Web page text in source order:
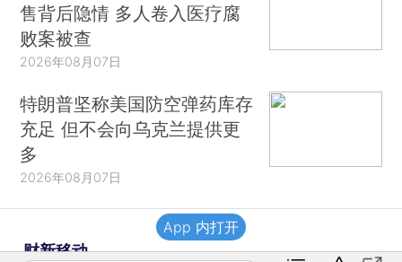
售背后隐情 多人卷入医疗腐
败案被查
2026年08月07日
特朗普坚称美国防空弹药库存
充足 但不会向乌克兰提供更
多
2026年08月07日
财新移动
App 内打开